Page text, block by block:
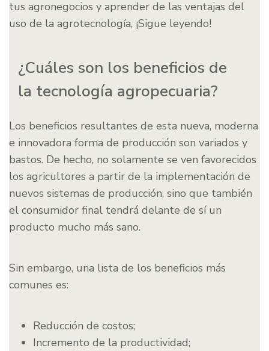
tus agronegocios y aprender de las ventajas del
uso de la agrotecnología, ¡Sigue leyendo!
¿Cuáles son los beneficios de
la tecnología agropecuaria?
Los beneficios resultantes de esta nueva, moderna
e innovadora forma de producción son variados y
bastos. De hecho, no solamente se ven favorecidos
los agricultores a partir de la implementación de
nuevos sistemas de producción, sino que también
el consumidor final tendrá delante de sí un
producto mucho más sano.
Sin embargo, una lista de los beneficios más
comunes es:
Reducción de costos;
Incremento de la productividad;